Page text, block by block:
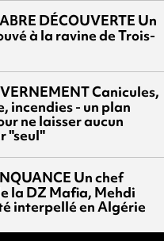
DÉCOUVERTE Un
à la ravine de Trois-
Canicules,
incendies - un plan
ne laisser aucun
"seul"
Un chef
la DZ Mafia, Mehdi
interpellé en Algérie